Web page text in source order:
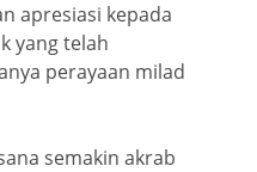
apresiasi kepada
yang telah
perayaan milad
semakin akrab